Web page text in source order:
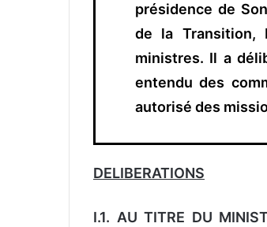
présidence de
de la
ministres. Il a
entendu des
autorisé des
DELIBERATIONS
I.1. AU TITRE DU